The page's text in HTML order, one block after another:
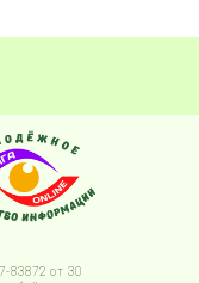
83872 от 30